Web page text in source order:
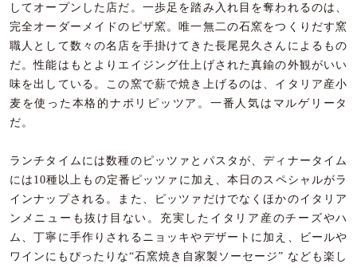
してオープンした店だ。一歩足を踏み入れ目を奪われるのは、
完全オーダーメイドのピザ窯。唯一無二の石窯をつくりだす窯
職人として数々の名店を手掛けてきた長尾晃久さんによるもの
だ。性能はもとよりエイジング仕上げされた真鍮の外観がいい
味を出している。この窯で薪で焼き上げるのは、イタリア産小
麦を使った本格的ナポリピッツア。一番人気はマルゲリータ
だ。
ランチタイムには数種のピッツァとパスタが、ディナータイム
には10種以上もの定番ピッツァに加え、本日のスペシャルがラ
インナップされる。また、ピッツァだけでなくほかのイタリア
ンメニューも抜け目ない。充実したイタリア産のチーズやハ
ム、丁寧に手作りされるニョッキやデザートに加え、ビールや
ワインにもぴったりな“石窯焼き自家製ソーセージ” なども楽し